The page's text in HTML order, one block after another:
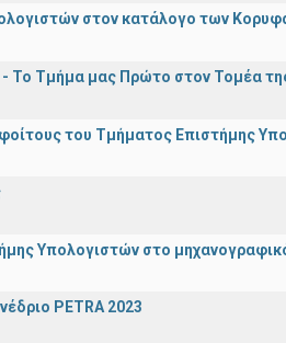
στον κατάλογο των
Το Τμήμα μας Πρώτο στον Τομέα
του Τμήματος Επιστήμης
Υπολογιστών στο
PETRA 2023